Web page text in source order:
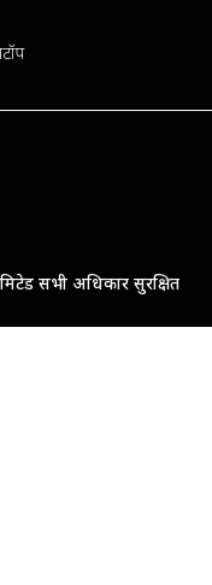
सभी अधिकार सुरक्षित